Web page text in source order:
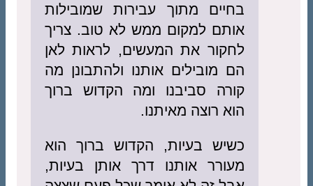
בחיים מתוך עבירות שמובילות
אותם למקום ממש לא טוב. צריך
לחקור את המעשים, לראות לאן
הם מובילים אותנו ולהתבונן מה
קורה סביבנו ומה הקדוש ברוך
הוא רוצה מאיתנו.
כשיש בעיות, הקדוש ברוך הוא
מעורר אותנו דרך אותן בעיות,